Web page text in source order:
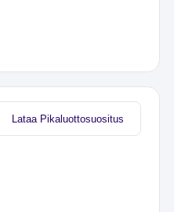
Lataa Pikaluottosuositus